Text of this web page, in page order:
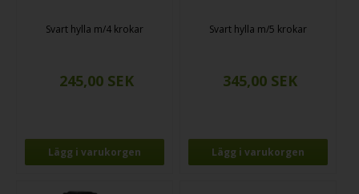
Svart hylla m/4 krokar Svart hylla m/5 krokar